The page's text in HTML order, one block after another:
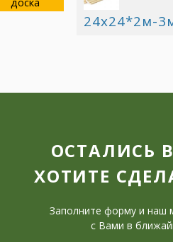
24х24*2м-
ОСТАЛИСЬ
ХОТИТЕ
Заполните форму и наш
с Вами в